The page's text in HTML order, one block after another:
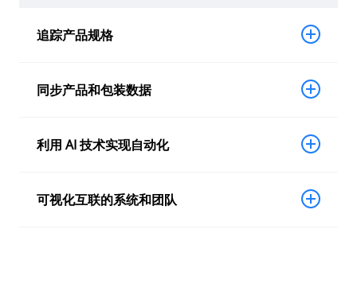
追踪产品规格
同步产品和包装数据
利用 AI 技术实现自动化
可视化互联的系统和团队